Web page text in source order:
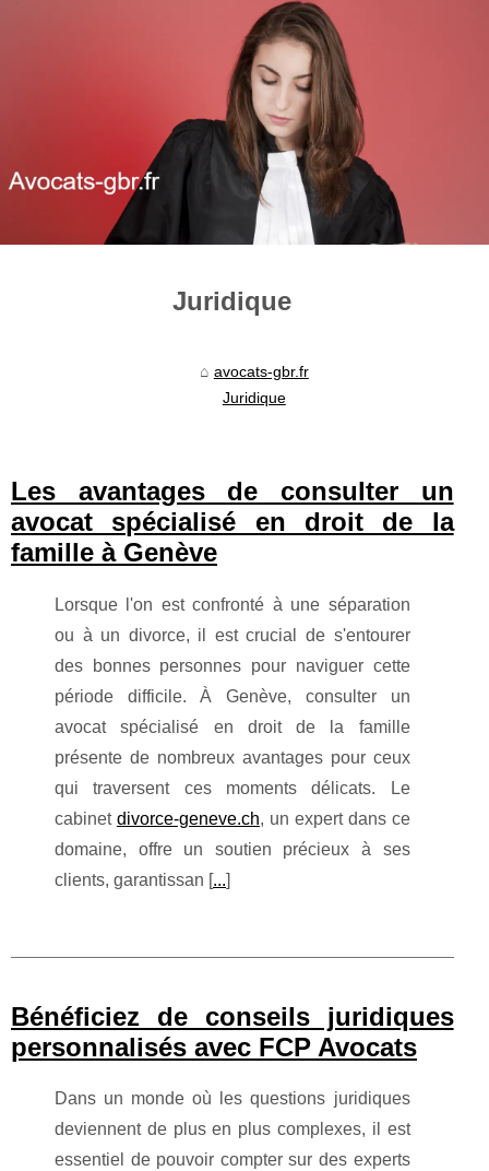
Juridique
avocats-gbr.fr
Juridique
Les avantages de consulter un
avocat spécialisé en droit de la
famille à Genève
Lorsque l'on est confronté à une séparation
ou à un divorce, il est crucial de s'entourer
des bonnes personnes pour naviguer cette
période difficile. À Genève, consulter un
avocat spécialisé en droit de la famille
présente de nombreux avantages pour ceux
qui traversent ces moments délicats. Le
cabinet divorce-geneve.ch, un expert dans ce
domaine, offre un soutien précieux à ses
clients, garantissan [...]
Bénéficiez de conseils juridiques
personnalisés avec FCP Avocats
Dans un monde où les questions juridiques
deviennent de plus en plus complexes, il est
essentiel de pouvoir compter sur des experts